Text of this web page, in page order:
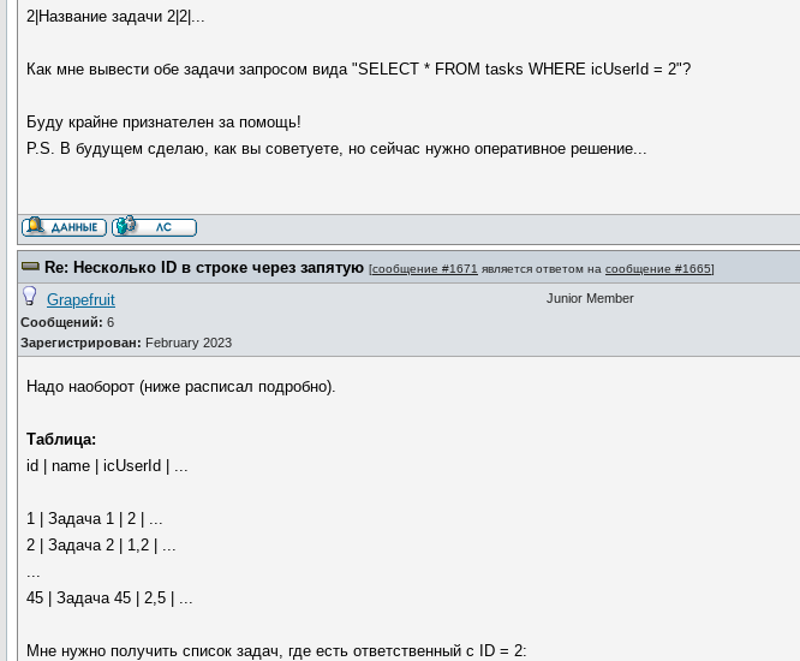
2|Название задачи 2|2|...
Как мне вывести обе задачи запросом вида "SELECT * FROM tasks WHERE icUserId = 2"?
Буду крайне признателен за помощь!
P.S. В будущем сделаю, как вы советуете, но сейчас нужно оперативное решение...
Re: Несколько ID в строке через запятую [сообщение #1671 является ответом на сообщение #1665]
Grapefruit
Сообщений: 6
Зарегистрирован: February 2023
Junior Member
Надо наоборот (ниже расписал подробно).
Таблица:
id | name | icUserId | ...
1 | Задача 1 | 2 | ...
2 | Задача 2 | 1,2 | ...
...
45 | Задача 45 | 2,5 | ...
Мне нужно получить список задач, где есть ответственный с ID = 2: